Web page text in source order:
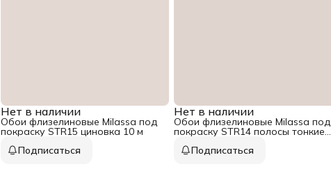
Нет в наличии
Обои флизелиновые Milassa под
покраску STR15 циновка 10 м
Подписаться
Нет в наличии
Обои флизелиновые Milassa под
покраску STR14 полосы тонкие
Подписаться